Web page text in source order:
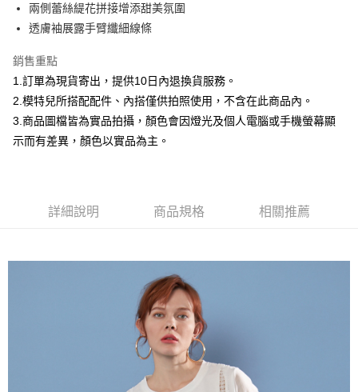
國泰世華商業銀行
臺灣中小企業銀行
聯邦商業銀行
元大商業銀行
永豐商業銀行
台新國際商業銀行
中國信託商業銀行
台灣樂天信用卡公司
Apple Pay
悠遊付
Google Pay
大哥付你分期
2.付款方式選擇「大哥付你分期」，訂單成立後會自動跳轉到大哥付的交易
流程，驗證手機門號後，選擇欲分期的期數、繳款截止日，確認付款後即完
4.訂單成立30分鐘內，如未前往確認交易或遇審核未通過，訂單將自動取
消。如遇「轉專審核」未通過狀況，表示未達大哥付你分期系統評分，恕無
1.分期款項不併入電信帳單，「大哥付你分期」於每月結算日後寄送繳費提
2.透過簡訊連結打開帳單後，可選擇「超商條碼／台灣大直營門市／銀行轉
帳／街口支付／iPASS MONEY」等通路繳費。
相關說明
２．便利：只要手機號碼，簡訊認證，即可結帳。
３．安心：先確認商品／服務後，再付款。
【「AFTEE先享後付」結帳流程】
１．於結帳方式選擇「AFTEE先享後付」後，將跳轉至「AFTEE先享後付」
結帳頁面，進行簡訊認證並確認金額後，即可完成結帳。
２．訂單成立數日內，您將收到繳費通知簡訊。
３．收到繳費通知簡訊後14天內，點擊此簡訊中的連結，可透過四大超商／
每筆NT$120，滿NT$2,000(含以上)免運費
每筆NT$120，滿NT$2,000(含以上)免運費
兩側蕾絲緹花拼接增添甜美氛圍
透膚袖展露手臂纖細線條
銷售重點
1.訂單為現貨寄出，提供10日內退換貨服務。
2.模特兒所搭配配件、內搭僅供拍照使用，不含在此商品內。
3.商品圖檔皆為實品拍攝，顏色會因燈光及個人電腦或手機螢幕顯
示而有差異，顏色以實品為主。
詳細說明 商品規格 相關推薦